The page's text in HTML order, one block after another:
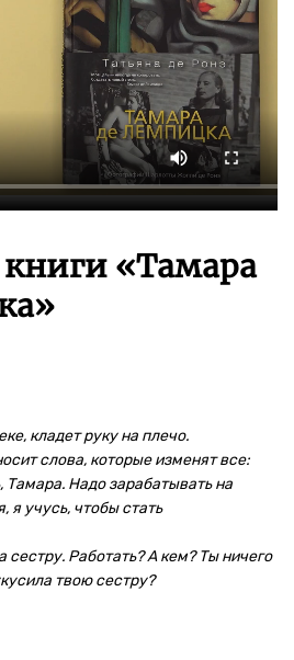
«Тамара
кладет руку на плечо.
слова, которые изменят все:
Надо зарабатывать на
я учусь, чтобы стать
сестру. Работать? А кем? Ты ничего
твою сестру?